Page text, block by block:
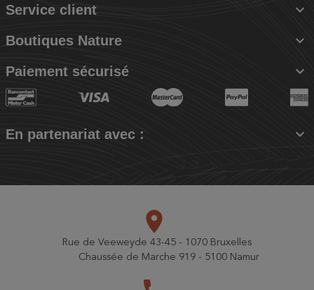
Service client 
Boutiques Nature 
Paiement sécurisé 
En partenariat avec : 
place
Rue de Veeweyde 43-45 - 1070 Bruxelles
Chaussée de Marche 919 - 5100 Namur